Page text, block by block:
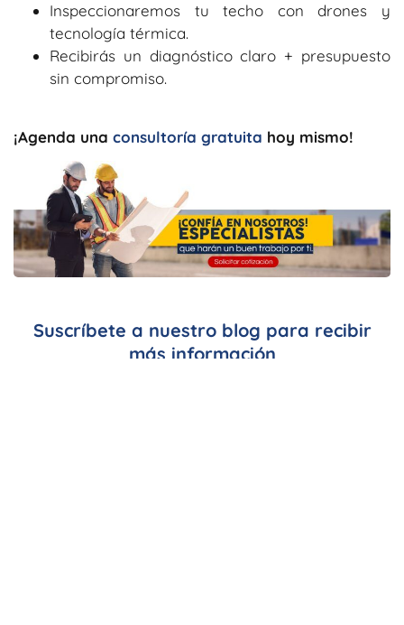
Inspeccionaremos tu techo con drones y
tecnología térmica.
Recibirás un diagnóstico claro + presupuesto
sin compromiso.
¡Agenda una consultoría gratuita hoy mismo!
Suscríbete a nuestro blog para recibir
más información